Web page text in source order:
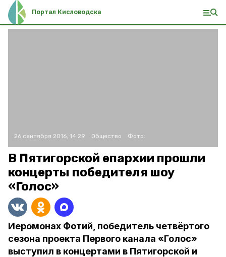
Портал Кисловодска
26 сентября 2016, 14:29 Общество Фото:
В Пятигорской епархии прошли
концерты победителя шоу
«Голос»
Иеромонах Фотий, победитель четвёртого
сезона проекта Первого канала «Голос»
выступил в концертами в Пятигорской и